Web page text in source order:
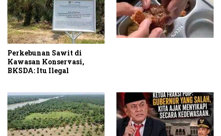
Perkebunan Sawit di
Kawasan Konservasi,
BKSDA: Itu Ilegal